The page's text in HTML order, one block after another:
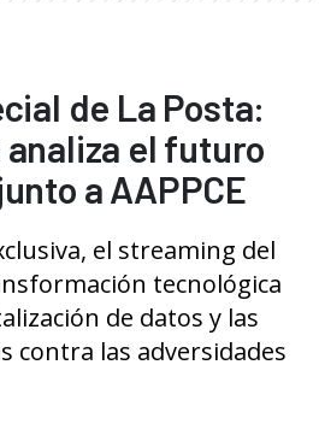
de La Posta:
el futuro
a AAPPCE
el streaming del
tecnológica
de datos y las
contra las adversidades